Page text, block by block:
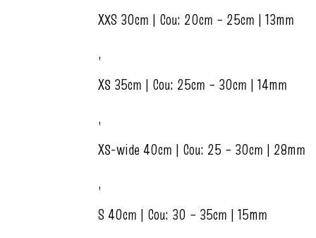
XXS 30cm | Cou: 20cm – 25cm | 13mm
,
XS 35cm | Cou: 25cm – 30cm | 14mm
,
XS-wide 40cm | Cou: 25 – 30cm | 28mm
,
S 40cm | Cou: 30 – 35cm | 15mm